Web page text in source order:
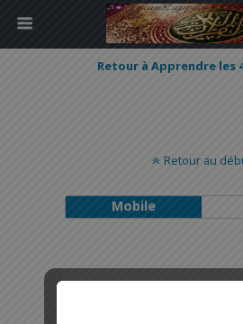
Retour à Apprendre les
Retour au
Mobile